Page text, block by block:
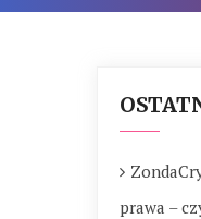
prawa –